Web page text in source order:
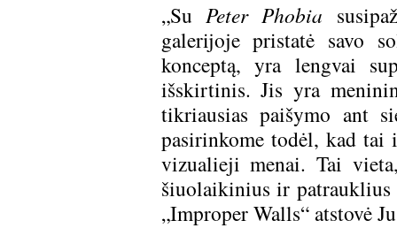
„Su Peter Phobia
galerijoje pristatė savo
konceptą, yra lengvai
išskirtinis. Jis yra
tikriausias paišymo ant
pasirinkome todėl, kad
vizualieji menai. Tai
šiuolaikinius ir
„Improper Walls“ atstovė